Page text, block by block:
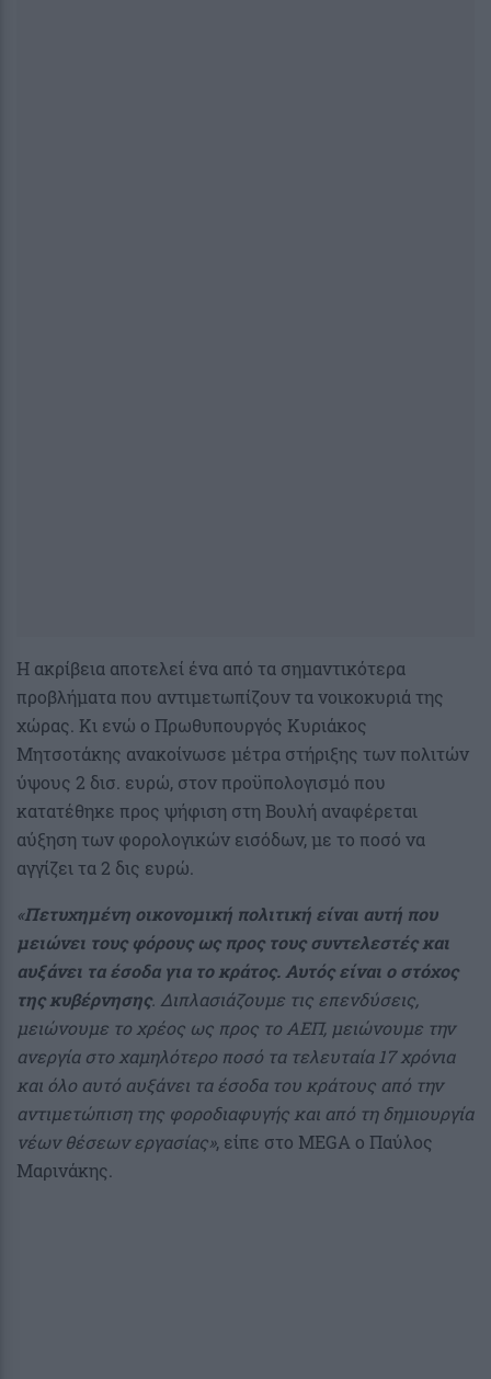
Η ακρίβεια αποτελεί ένα από τα σημαντικότερα
προβλήματα που αντιμετωπίζουν τα νοικοκυριά της
χώρας. Κι ενώ ο Πρωθυπουργός Κυριάκος
Μητσοτάκης ανακοίνωσε μέτρα στήριξης των πολιτών
ύψους 2 δισ. ευρώ, στον προϋπολογισμό που
κατατέθηκε προς ψήφιση στη Βουλή αναφέρεται
αύξηση των φορολογικών εισόδων, με το ποσό να
αγγίζει τα 2 δις ευρώ.
«Πετυχημένη οικονομική πολιτική είναι αυτή που
μειώνει τους φόρους ως προς τους συντελεστές και
αυξάνει τα έσοδα για το κράτος. Αυτός είναι ο στόχος
της κυβέρνησης. Διπλασιάζουμε τις επενδύσεις,
μειώνουμε το χρέος ως προς το ΑΕΠ, μειώνουμε την
ανεργία στο χαμηλότερο ποσό τα τελευταία 17 χρόνια
και όλο αυτό αυξάνει τα έσοδα του κράτους από την
αντιμετώπιση της φοροδιαφυγής και από τη δημιουργία
νέων θέσεων εργασίας», είπε στο MEGA ο Παύλος
Μαρινάκης.